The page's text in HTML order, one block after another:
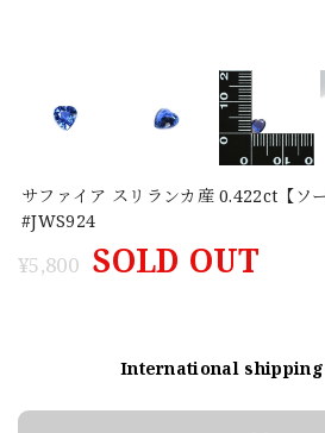
サファイア スリランカ産 0.422ct【ソ
#JWS924
¥5,800 SOLD OUT
International